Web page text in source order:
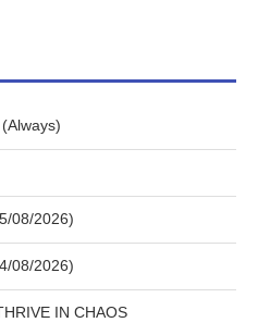
08/2026)
08/2026)
IN CHAOS